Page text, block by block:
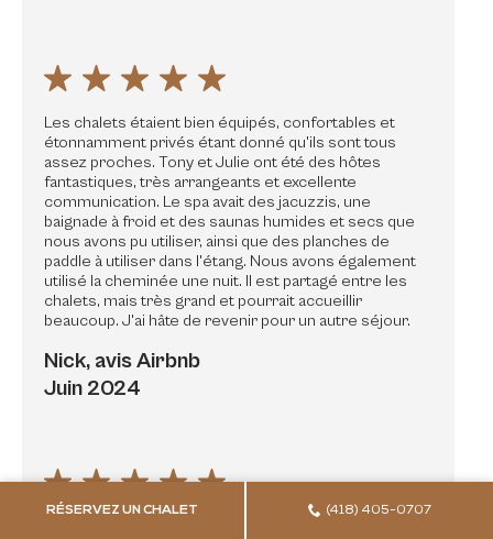
Les chalets étaient bien équipés, confortables et
étonnamment privés étant donné qu'ils sont tous
assez proches. Tony et Julie ont été des hôtes
fantastiques, très arrangeants et excellente
communication. Le spa avait des jacuzzis, une
baignade à froid et des saunas humides et secs que
nous avons pu utiliser, ainsi que des planches de
paddle à utiliser dans l'étang. Nous avons également
utilisé la cheminée une nuit. Il est partagé entre les
chalets, mais très grand et pourrait accueillir
beaucoup. J'ai hâte de revenir pour un autre séjour.
Nick, avis Airbnb
Juin 2024
RÉSERVEZ UN CHALET (418) 405-0707